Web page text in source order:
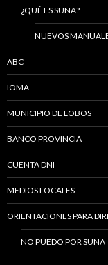
¿QUÉ ES SUNA?
NUEVOS
ABC
IOMA
MUNICIPIO DE LOBOS
BANCO PROVINCIA
CUENTA DNI
MEDIOS LOCALES
ORIENTACIONES PARA
NO PUEDO POR SUNA